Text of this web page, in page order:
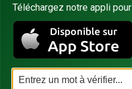
Téléchargez notre appli